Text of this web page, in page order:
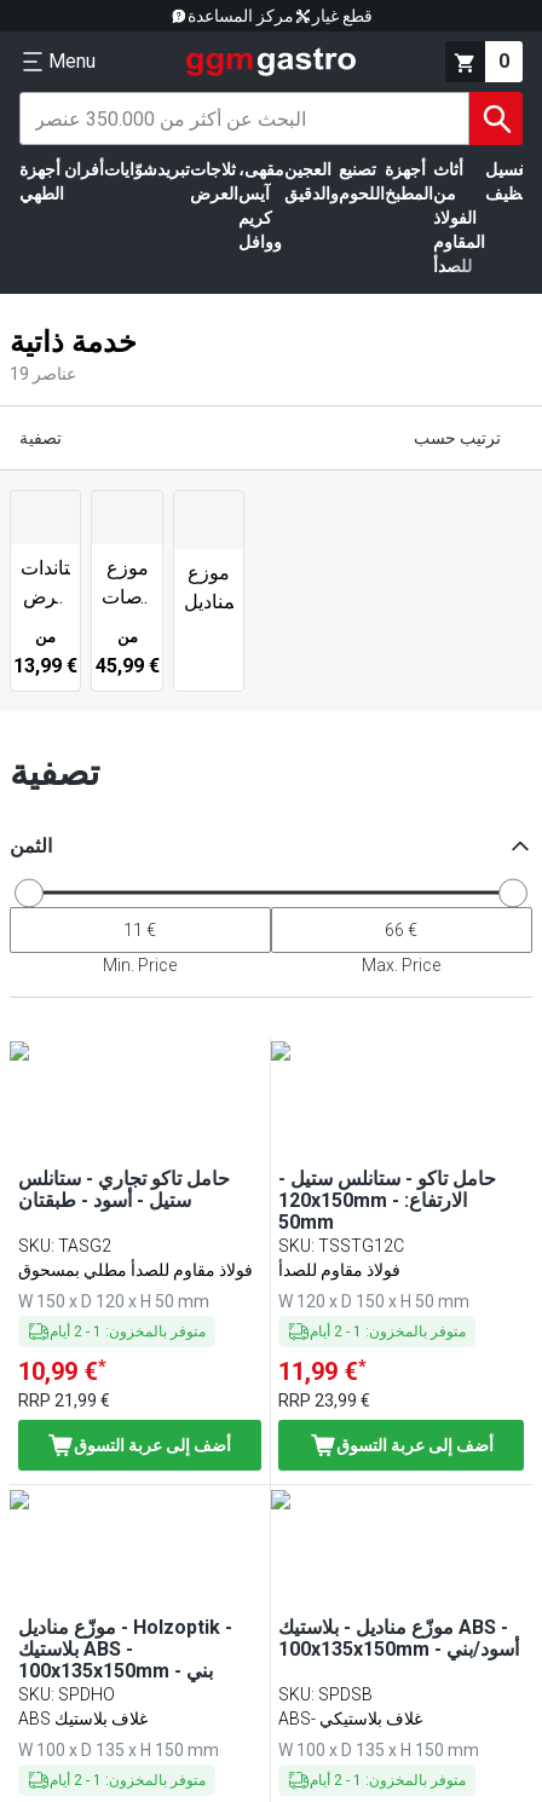
مركز المساعدة قطع غيار
Menu 0
أجهزة
الطهي
أفران شوّاياتتبريدثلاجات
العرض
مقهى،
آيس
كريم
ووافل
العجين
والدقيق
تصنيع
اللحوم
أجهزة
المطبخ
أثاث
من
الفولاذ
المقاوم
للصدأ
الغسيل
خدمة ذاتية
19 عناصر
تصفية ترتيب حسب
ستاندات
عرض
الخفيفة
من
13,99 €
موزع
ماصات
من
45,99 €
موزع
المناديل
تصفية
الثمن
Min. Price Max. Price
حامل تاكو تجاري - ستانلس
ستيل - أسود - طبقتان
SKU: TASG2
فولاذ مقاوم للصدأ مطلي بمسحوق
W 150 x D 120 x H 50 mm
متوفر بالمخزون:
1
-
2 أيام
10,99 €*
RRP 21,99 €
أضف إلى عربة التسوق
حامل تاكو - ستانلس ستيل -
120x150mm - الارتفاع:
50mm
SKU:TSSTG12C
فولاذ مقاوم للصدأ
W 120 x D 150 x H 50 mm
متوفر بالمخزون:
1
-
2 أيام
11,99 €*
RRP23,99 €
أضف إلى عربة التسوق
موزّع مناديل - Holzoptik -
بلاستيك ABS -
100x135x150mm - بني
SKU: SPDHO
ABS غلاف بلاستيك
W 100 x D 135 x H 150 mm
متوفر بالمخزون:
1
-
2 أيام
موزّع مناديل - بلاستيك ABS -
100x135x150mm - أسود/بني
SKU: SPDSB
ABS- غلاف بلاستيكي
W 100 x D 135 x H 150 mm
متوفر بالمخزون:
1
-
2 أيام